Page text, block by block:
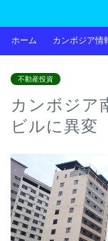
ホーム カンボジア情
不動産投資
カンボジア
ビルに異変